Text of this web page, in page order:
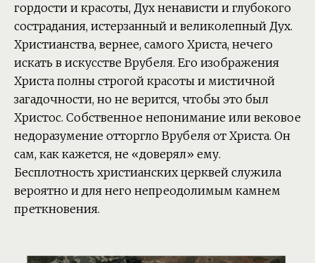
гордости и красоты, Дух ненависти и глубокого
сострадания, истерзанный и великолепный Дух.
Христианства, вернее, самого Христа, нечего
искать в искусстве Врубеля. Его изображения
Христа полны строгой красоты и мистичной
загадочности, но не верится, чтобы это был
Христос. Собственное непонимание или вековое
недоразумение отторгло Врубеля от Христа. Он
сам, как кажется, не «доверял» ему.
Бесплотность христианских церквей служила
вероятно и для него непреодолимым камнем
преткновения.